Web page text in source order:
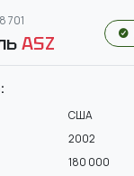
701
ASZ
США
2002
180 000